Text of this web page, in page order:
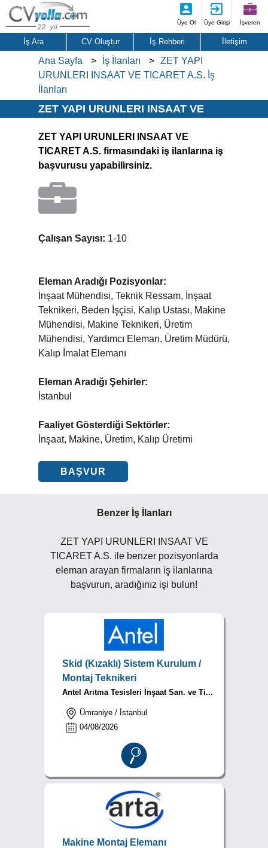
Üye Ol Üye Girişi İşveren
İş Ara CV Oluştur İş Rehberi İletişim
Ana Sayfa İş İlanları
ZET YAPI
URUNLERI INSAAT VE TICARET A.S. İş
İlanları
ZET YAPI URUNLERI INSAAT VE
ZET YAPI URUNLERI INSAAT VE
TICARET A.S. firmasındaki iş ilanlarına iş
başvurusu yapabilirsiniz.
Çalışan Sayısı: 1-10
Eleman Aradığı Pozisyonlar:
İnşaat Mühendisi, Teknik Ressam, İnşaat
Teknikeri, Beden İşçisi, Kalıp Ustası, Makine
Mühendisi, Makine Teknikeri, Üretim
Mühendisi, Yardımcı Eleman, Üretim Müdürü,
Kalıp İmalat Elemanı
Eleman Aradığı Şehirler:
İstanbul
Faaliyet Gösterdiği Sektörler:
İnşaat, Makine, Üretim, Kalıp Üretimi
BAŞVUR
Benzer İş İlanları
ZET YAPI URUNLERI INSAAT VE
TICARET A.S. ile benzer pozisyonlarda
eleman arayan firmaların iş ilanlarına
başvurun, aradığınız işi bulun!
Skid (Kızaklı) Sistem Kurulum /
Montaj Teknikeri
Antel Arıtma Tesisleri İnşaat San. ve Ti...
Ümraniye / İstanbul
04/08/2026
Makine Montaj Elemanı